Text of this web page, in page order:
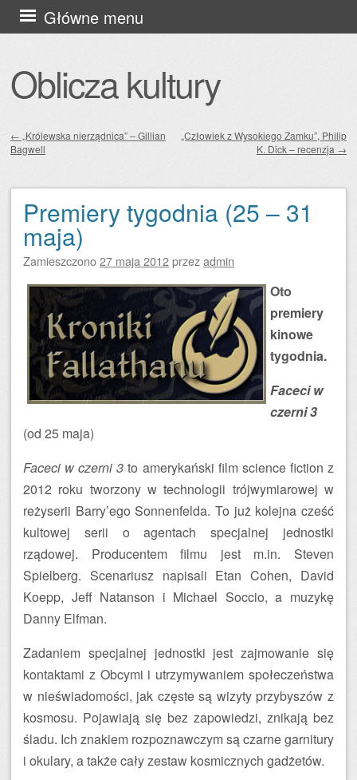
Oblicza kultury
Główne menu
Przejdź
do
Zobacz wpisy
← „Królewska nierządnica” – Gillian
Bagwell
„Człowiek z Wysokiego Zamku”, Philip
K. Dick – recenzja →
Premiery tygodnia (25 – 31
maja)
Zamieszczono27 maja 2012przezadmin
Oto
premiery
kinowe
tygodnia.
Faceci w
czerni 3
(od 25 maja)
Faceci w czerni 3 to amerykański film science fiction z
2012 roku tworzony w technologii trójwymiarowej w
reżyserii Barry’ego Sonnenfelda. To już kolejna cześć
kultowej serii o agentach specjalnej jednostki
rządowej. Producentem filmu jest m.in. Steven
Spielberg. Scenariusz napisali Etan Cohen, David
Koepp, Jeff Natanson i Michael Soccio, a muzykę
Danny Elfman.
Zadaniem specjalnej jednostki jest zajmowanie się
kontaktami z Obcymi i utrzymywaniem społeczeństwa
w nieświadomości, jak częste są wizyty przybyszów z
kosmosu. Pojawiają się bez zapowiedzi, znikają bez
śladu. Ich znakiem rozpoznawczym są czarne garnitury
i okulary, a także cały zestaw kosmicznych gadżetów.